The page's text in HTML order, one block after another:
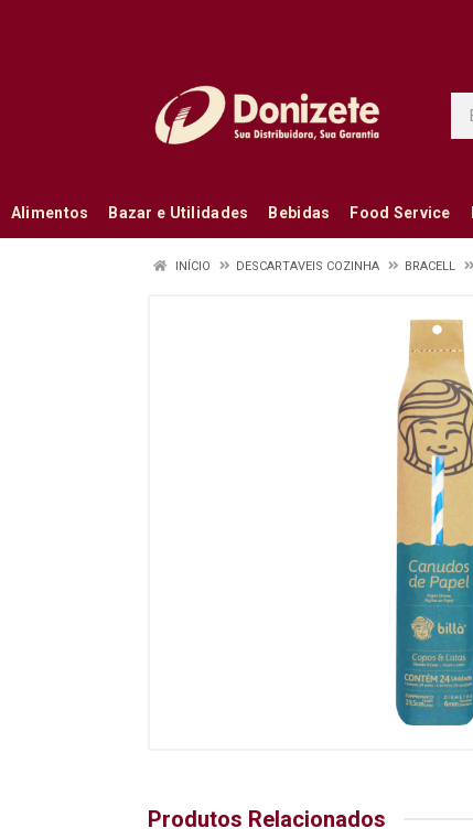
Alimentos Bazar e Utilidades Bebidas Food Service
INÍCIO DESCARTAVEIS COZINHA BRACELL
Produtos Relacionados